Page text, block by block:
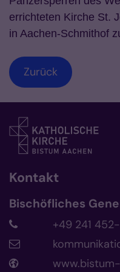
errichteten Kirche St.
in Aachen-Schmithof
Zurück
Kontakt
Bischöfliches
+49 241